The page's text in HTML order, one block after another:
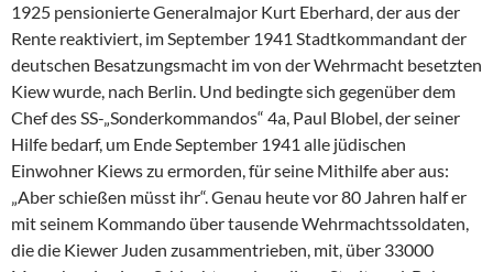
1925 pensionierte Generalmajor Kurt Eberhard, der aus der
Rente reaktiviert, im September 1941 Stadtkommandant der
deutschen Besatzungsmacht im von der Wehrmacht besetzten
Kiew wurde, nach Berlin. Und bedingte sich gegenüber dem
Chef des SS-„Sonderkommandos“ 4a, Paul Blobel, der seiner
Hilfe bedarf, um Ende September 1941 alle jüdischen
Einwohner Kiews zu ermorden, für seine Mithilfe aber aus:
„Aber schießen müsst ihr“. Genau heute vor 80 Jahren half er
mit seinem Kommando über tausende Wehrmachtssoldaten,
die die Kiewer Juden zusammentrieben, mit, über 33000